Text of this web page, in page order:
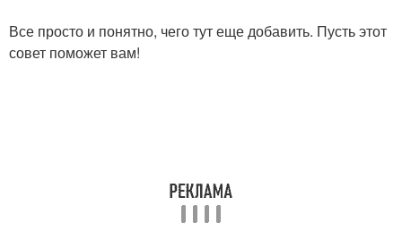
Все просто и понятно, чего тут еще добавить. Пусть этот
совет поможет вам!